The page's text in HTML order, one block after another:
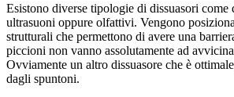
Esistono diverse tipologie di dissuasori come
ultrasuoni oppure olfattivi. Vengono
strutturali che permettono di avere una
piccioni non vanno assolutamente ad
Ovviamente un altro dissuasore che è
dagli spuntoni.